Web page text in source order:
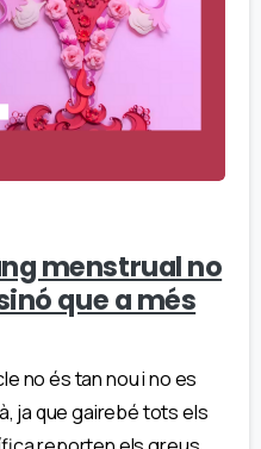
menstrual no
que a més
no és tan nou i no es
ja que gairebé tots els